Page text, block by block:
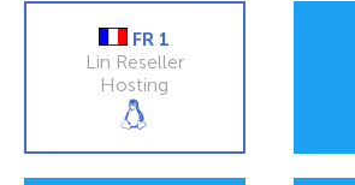
FR 1
Lin Reseller
Hosting